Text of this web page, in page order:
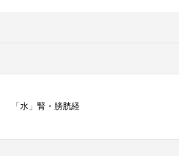
「水」腎・膀胱経